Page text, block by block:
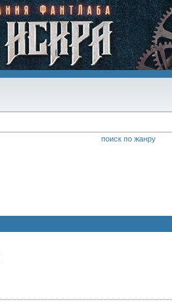
поиск по жанру